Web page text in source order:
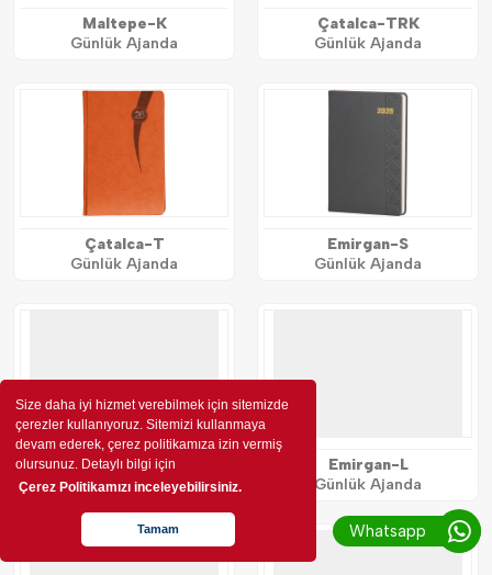
Size daha iyi hizmet verebilmek için sitemizde
çerezler kullanıyoruz. Sitemizi kullanmaya
devam ederek, çerez politikamıza izin vermiş
olursunuz. Detaylı bilgi için
Çerez Politikamızı inceleyebilirsiniz.
Tamam
Maltepe-K
Günlük Ajanda
Çatalca-TRK
Günlük Ajanda
Çatalca-T
Günlük Ajanda
Emirgan-S
Günlük Ajanda
Emirgan-K
Günlük Ajanda
Emirgan-L
Günlük Ajanda
Whatsapp